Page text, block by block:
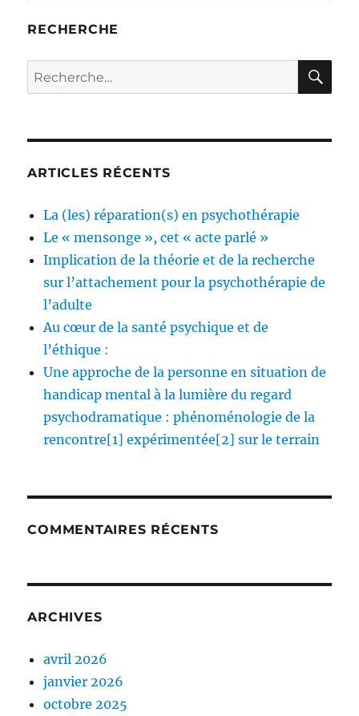
RECHERCHE
Recherche
pour :
ARTICLES RÉCENTS
La (les) réparation(s) en psychothérapie
Le « mensonge », cet « acte parlé »
Implication de la théorie et de la recherche
sur l’attachement pour la psychothérapie de
l’adulte
Au cœur de la santé psychique et de
l’éthique :
Une approche de la personne en situation de
handicap mental à la lumière du regard
psychodramatique : phénoménologie de la
rencontre[1] expérimentée[2] sur le terrain
COMMENTAIRES RÉCENTS
ARCHIVES
avril 2026
janvier 2026
octobre 2025